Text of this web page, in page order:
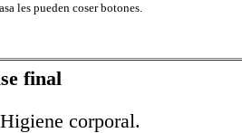
les pueden coser botones.
final
corporal.